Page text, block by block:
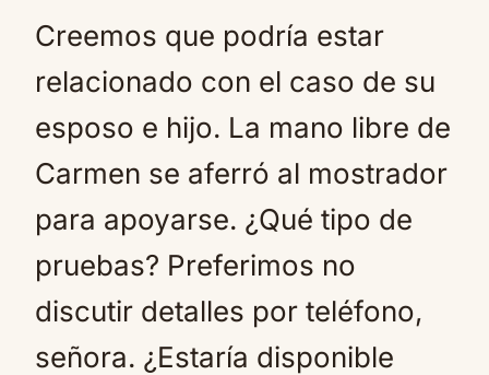
Creemos que podría estar
relacionado con el caso de su
esposo e hijo. La mano libre de
Carmen se aferró al mostrador
para apoyarse. ¿Qué tipo de
pruebas? Preferimos no
discutir detalles por teléfono,
señora. ¿Estaría disponible